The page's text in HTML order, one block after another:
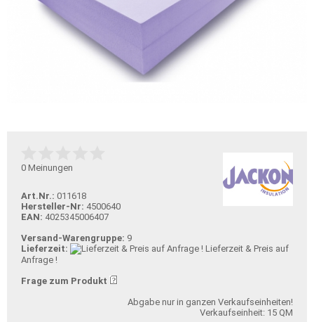
0 Meinungen
Art.Nr.: 011618
Hersteller-Nr: 4500640
EAN: 4025345006407
Versand-Warengruppe: 9
Lieferzeit:
Lieferzeit & Preis auf
Anfrage !
Frage zum Produkt
Abgabe nur in ganzen Verkaufseinheiten!
Verkaufseinheit: 15 QM